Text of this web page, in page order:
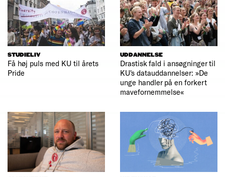
STUDIELIV
Få høj puls med KU til årets
Pride
UDDANNELSE
Drastisk fald i ansøgninger til
KU's datauddannelser: »De
unge handler på en forkert
mavefornemmelse«